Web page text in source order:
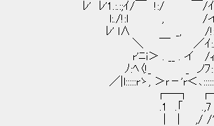
ﾚ' ﾚ'1.:.:;ｲ/￣ !:/ ￣/ｲ
l:./!:l , /イ-
ﾚ' l∧ _, /
＼ ￣ ／ｲ
r'ﾆi＞ . __ . イ /ｨ::
ﾉ:ﾍ〈!_ _ ノﾌ
／|l:::::rゝ, ＞ｒ－'r＜､
┌─┐
.1 .「 .,7
| | ,/ /'